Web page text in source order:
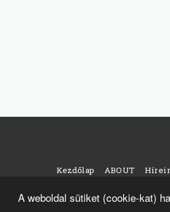
A weboldal sütiket (cookie-kat)
Kezdőlap ABOUT